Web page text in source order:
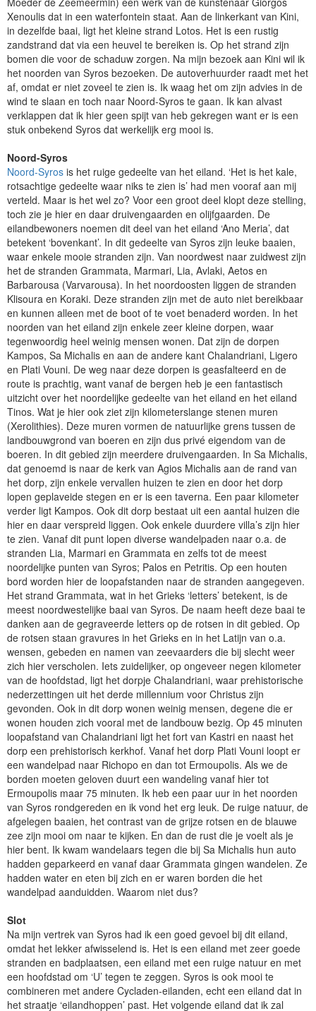
Xenoulis dat in een waterfontein staat. Aan de linkerkant van Kini,
in dezelfde baai, ligt het kleine strand Lotos. Het is een rustig
zandstrand dat via een heuvel te bereiken is. Op het strand zijn
bomen die voor de schaduw zorgen. Na mijn bezoek aan Kini wil ik
het noorden van Syros bezoeken. De autoverhuurder raadt met het
af, omdat er niet zoveel te zien is. Ik waag het om zijn advies in de
wind te slaan en toch naar Noord-Syros te gaan. Ik kan alvast
verklappen dat ik hier geen spijt van heb gekregen want er is een
stuk onbekend Syros dat werkelijk erg mooi is.
Noord-Syros
Noord-Syros is het ruige gedeelte van het eiland. ‘Het is het kale,
rotsachtige gedeelte waar niks te zien is’ had men vooraf aan mij
verteld. Maar is het wel zo? Voor een groot deel klopt deze stelling,
toch zie je hier en daar druivengaarden en olijfgaarden. De
eilandbewoners noemen dit deel van het eiland ‘Ano Meria’, dat
betekent ‘bovenkant’. In dit gedeelte van Syros zijn leuke baaien,
waar enkele mooie stranden zijn. Van noordwest naar zuidwest zijn
het de stranden Grammata, Marmari, Lia, Avlaki, Aetos en
Barbarousa (Varvarousa). In het noordoosten liggen de stranden
Klisoura en Koraki. Deze stranden zijn met de auto niet bereikbaar
en kunnen alleen met de boot of te voet benaderd worden. In het
noorden van het eiland zijn enkele zeer kleine dorpen, waar
tegenwoordig heel weinig mensen wonen. Dat zijn de dorpen
Kampos, Sa Michalis en aan de andere kant Chalandriani, Ligero
en Plati Vouni. De weg naar deze dorpen is geasfalteerd en de
route is prachtig, want vanaf de bergen heb je een fantastisch
uitzicht over het noordelijke gedeelte van het eiland en het eiland
Tinos. Wat je hier ook ziet zijn kilometerslange stenen muren
(Xerolithies). Deze muren vormen de natuurlijke grens tussen de
landbouwgrond van boeren en zijn dus privé eigendom van de
boeren. In dit gebied zijn meerdere druivengaarden. In Sa Michalis,
dat genoemd is naar de kerk van Agios Michalis aan de rand van
het dorp, zijn enkele vervallen huizen te zien en door het dorp
lopen geplaveide stegen en er is een taverna. Een paar kilometer
verder ligt Kampos. Ook dit dorp bestaat uit een aantal huizen die
hier en daar verspreid liggen. Ook enkele duurdere villa’s zijn hier
te zien. Vanaf dit punt lopen diverse wandelpaden naar o.a. de
stranden Lia, Marmari en Grammata en zelfs tot de meest
noordelijke punten van Syros; Palos en Petritis. Op een houten
bord worden hier de loopafstanden naar de stranden aangegeven.
Het strand Grammata, wat in het Grieks ‘letters’ betekent, is de
meest noordwestelijke baai van Syros. De naam heeft deze baai te
danken aan de gegraveerde letters op de rotsen in dit gebied. Op
de rotsen staan gravures in het Grieks en in het Latijn van o.a.
wensen, gebeden en namen van zeevaarders die bij slecht weer
zich hier verscholen. Iets zuidelijker, op ongeveer negen kilometer
van de hoofdstad, ligt het dorpje Chalandriani, waar prehistorische
nederzettingen uit het derde millennium voor Christus zijn
gevonden. Ook in dit dorp wonen weinig mensen, degene die er
wonen houden zich vooral met de landbouw bezig. Op 45 minuten
loopafstand van Chalandriani ligt het fort van Kastri en naast het
dorp een prehistorisch kerkhof. Vanaf het dorp Plati Vouni loopt er
een wandelpad naar Richopo en dan tot Ermoupolis. Als we de
borden moeten geloven duurt een wandeling vanaf hier tot
Ermoupolis maar 75 minuten. Ik heb een paar uur in het noorden
van Syros rondgereden en ik vond het erg leuk. De ruige natuur, de
afgelegen baaien, het contrast van de grijze rotsen en de blauwe
zee zijn mooi om naar te kijken. En dan de rust die je voelt als je
hier bent. Ik kwam wandelaars tegen die bij Sa Michalis hun auto
hadden geparkeerd en vanaf daar Grammata gingen wandelen. Ze
hadden water en eten bij zich en er waren borden die het
wandelpad aanduidden. Waarom niet dus?
Slot
Na mijn vertrek van Syros had ik een goed gevoel bij dit eiland,
omdat het lekker afwisselend is. Het is een eiland met zeer goede
stranden en badplaatsen, een eiland met een ruige natuur en met
een hoofdstad om ‘U’ tegen te zeggen. Syros is ook mooi te
combineren met andere Cycladen-eilanden, echt een eiland dat in
het straatje ‘eilandhoppen’ past. Het volgende eiland dat ik zal